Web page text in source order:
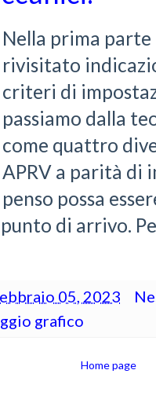
Nella prima parte
rivisitato
criteri di
passiamo dalla
come quattro
APRV a parità di
penso possa
di arrivo.
05, 2023
grafico
Home page